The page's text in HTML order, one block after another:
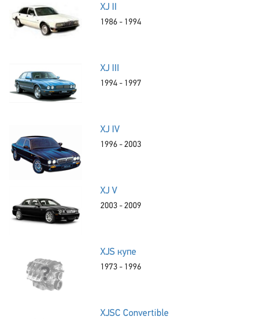
XJ II
1986 - 1994
XJ III
1994 - 1997
XJ IV
1996 - 2003
XJ V
2003 - 2009
XJS купе
1973 - 1996
XJSC Convertible